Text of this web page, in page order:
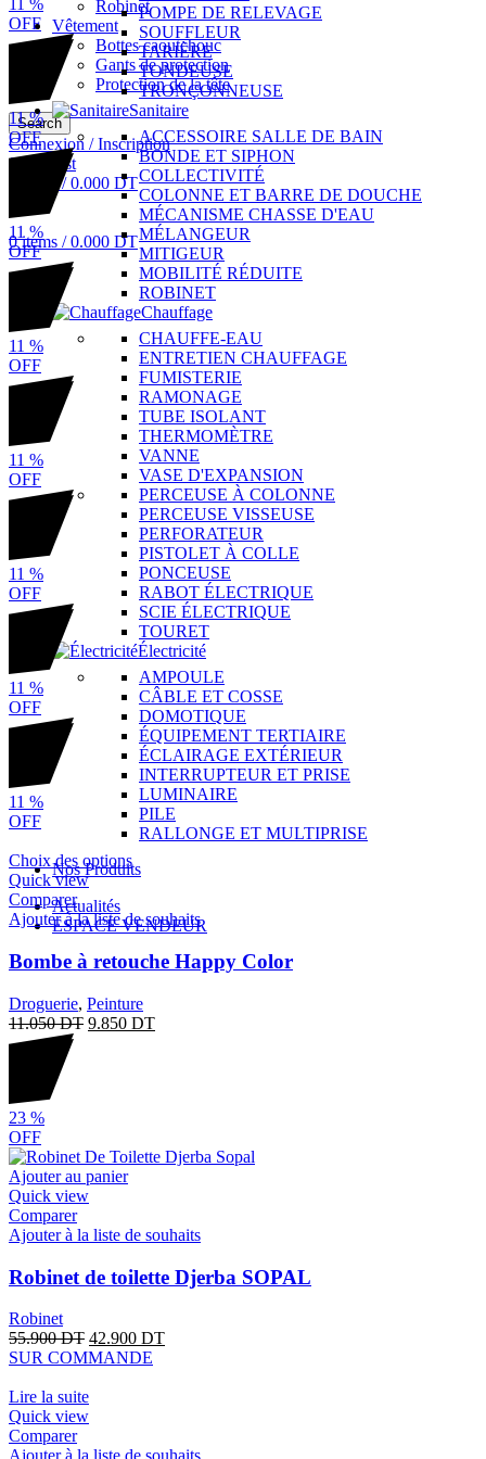
Robinet
Vêtement
Bottes caoutchouc
Gants de protection
Protection de la tête
Search
Connexion / Inscription
0
Wishlist
/ 0.000 DT
0items / 0.000 DT
POMPE DE RELEVAGE
SOUFFLEUR
TARIÈRE
TONDEUSE
TRONÇONNEUSE
Sanitaire
ACCESSOIRE SALLE DE BAIN
BONDE ET SIPHON
COLLECTIVITÉ
COLONNE ET BARRE DE DOUCHE
MÉCANISME CHASSE D'EAU
MÉLANGEUR
MITIGEUR
MOBILITÉ RÉDUITE
ROBINET
Chauffage
CHAUFFE-EAU
ENTRETIEN CHAUFFAGE
FUMISTERIE
RAMONAGE
TUBE ISOLANT
THERMOMÈTRE
VANNE
VASE D'EXPANSION
PERCEUSE À COLONNE
PERCEUSE VISSEUSE
PERFORATEUR
PISTOLET À COLLE
PONCEUSE
RABOT ÉLECTRIQUE
SCIE ÉLECTRIQUE
TOURET
Électricité
AMPOULE
CÂBLE ET COSSE
DOMOTIQUE
ÉQUIPEMENT TERTIAIRE
ÉCLAIRAGE EXTÉRIEUR
INTERRUPTEUR ET PRISE
LUMINAIRE
PILE
RALLONGE ET MULTIPRISE
Nos Produits
Actualités
ESPACE VENDEUR
11 %
OFF
11%
OFF
11 %
OFF
11 %
OFF
11 %
OFF
11 %
OFF
11 %
OFF
11 %
OFF
Choix des options
Quick view
Comparer
Ajouter à la liste de souhaits
Bombe à retouche Happy Color
Droguerie, Peinture
11.050DT 9.850 DT
23 %
OFF
Ajouter au panier
Quick view
Comparer
Ajouter à la liste de souhaits
Robinet de toilette Djerba SOPAL
Robinet
55.900DT 42.900 DT
SUR COMMANDE
Lire la suite
Quick view
Comparer